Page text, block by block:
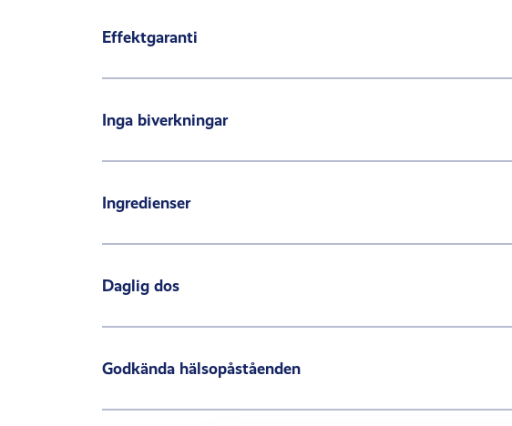
Effektgaranti
Inga biverkningar
Ingredienser
Daglig dos
Godkända hälsopåståenden